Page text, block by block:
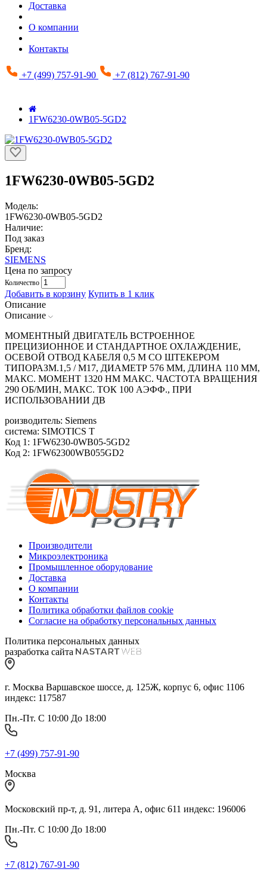
Доставка
О компании
Контакты
+7 (499) 757-91-90 +7 (812) 767-91-90
1FW6230-0WB05-5GD2
1FW6230-0WB05-5GD2
Модель:
1FW6230-0WB05-5GD2
Наличие:
Под заказ
Бренд:
SIEMENS
Цена по запросу
Количество
Добавить в корзину Купить в 1 клик
Описание
Описание
МОМЕНТНЫЙ ДВИГАТЕЛЬ ВСТРОЕННОЕ
ПРЕЦИЗИОННОЕ И СТАНДАРТНОЕ ОХЛАЖДЕНИЕ,
ОСЕВОЙ ОТВОД КАБЕЛЯ 0,5 М СО ШТЕКЕРОМ
ТИПОРАЗМ.1,5 / M17, ДИАМЕТР 576 ММ, ДЛИНА 110 ММ,
МАКС. МОМЕНТ 1320 HM МАКС. ЧАСТОТА ВРАЩЕНИЯ
290 ОБ/МИН, МАКС. ТОК 100 АЭФФ., ПРИ
ИСПОЛЬЗОВАНИИ ДВ
роизводитель: Siemens
система: SIMOTICS T
Код 1: 1FW6230-0WB05-5GD2
Код 2: 1FW62300WB055GD2
Производители
Микроэлектроника
Промышленное оборудование
Доставка
О компании
Контакты
Политика обработки файлов cookie
Согласие на обработку персональных данных
Политика персональных данных
разработка сайта
г. Москва Варшавское шоссе, д. 125Ж, корпус 6, офис 1106
индекс: 117587
Пн.-Пт. С 10:00 До 18:00
+7 (499) 757-91-90
Москва
Московский пр-т, д. 91, литера А, офис 611 индекс: 196006
Пн.-Пт. С 10:00 До 18:00
+7 (812) 767-91-90